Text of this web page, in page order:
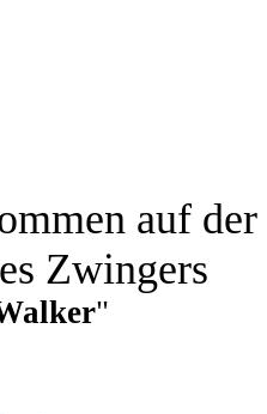
auf der
Zwingers
"